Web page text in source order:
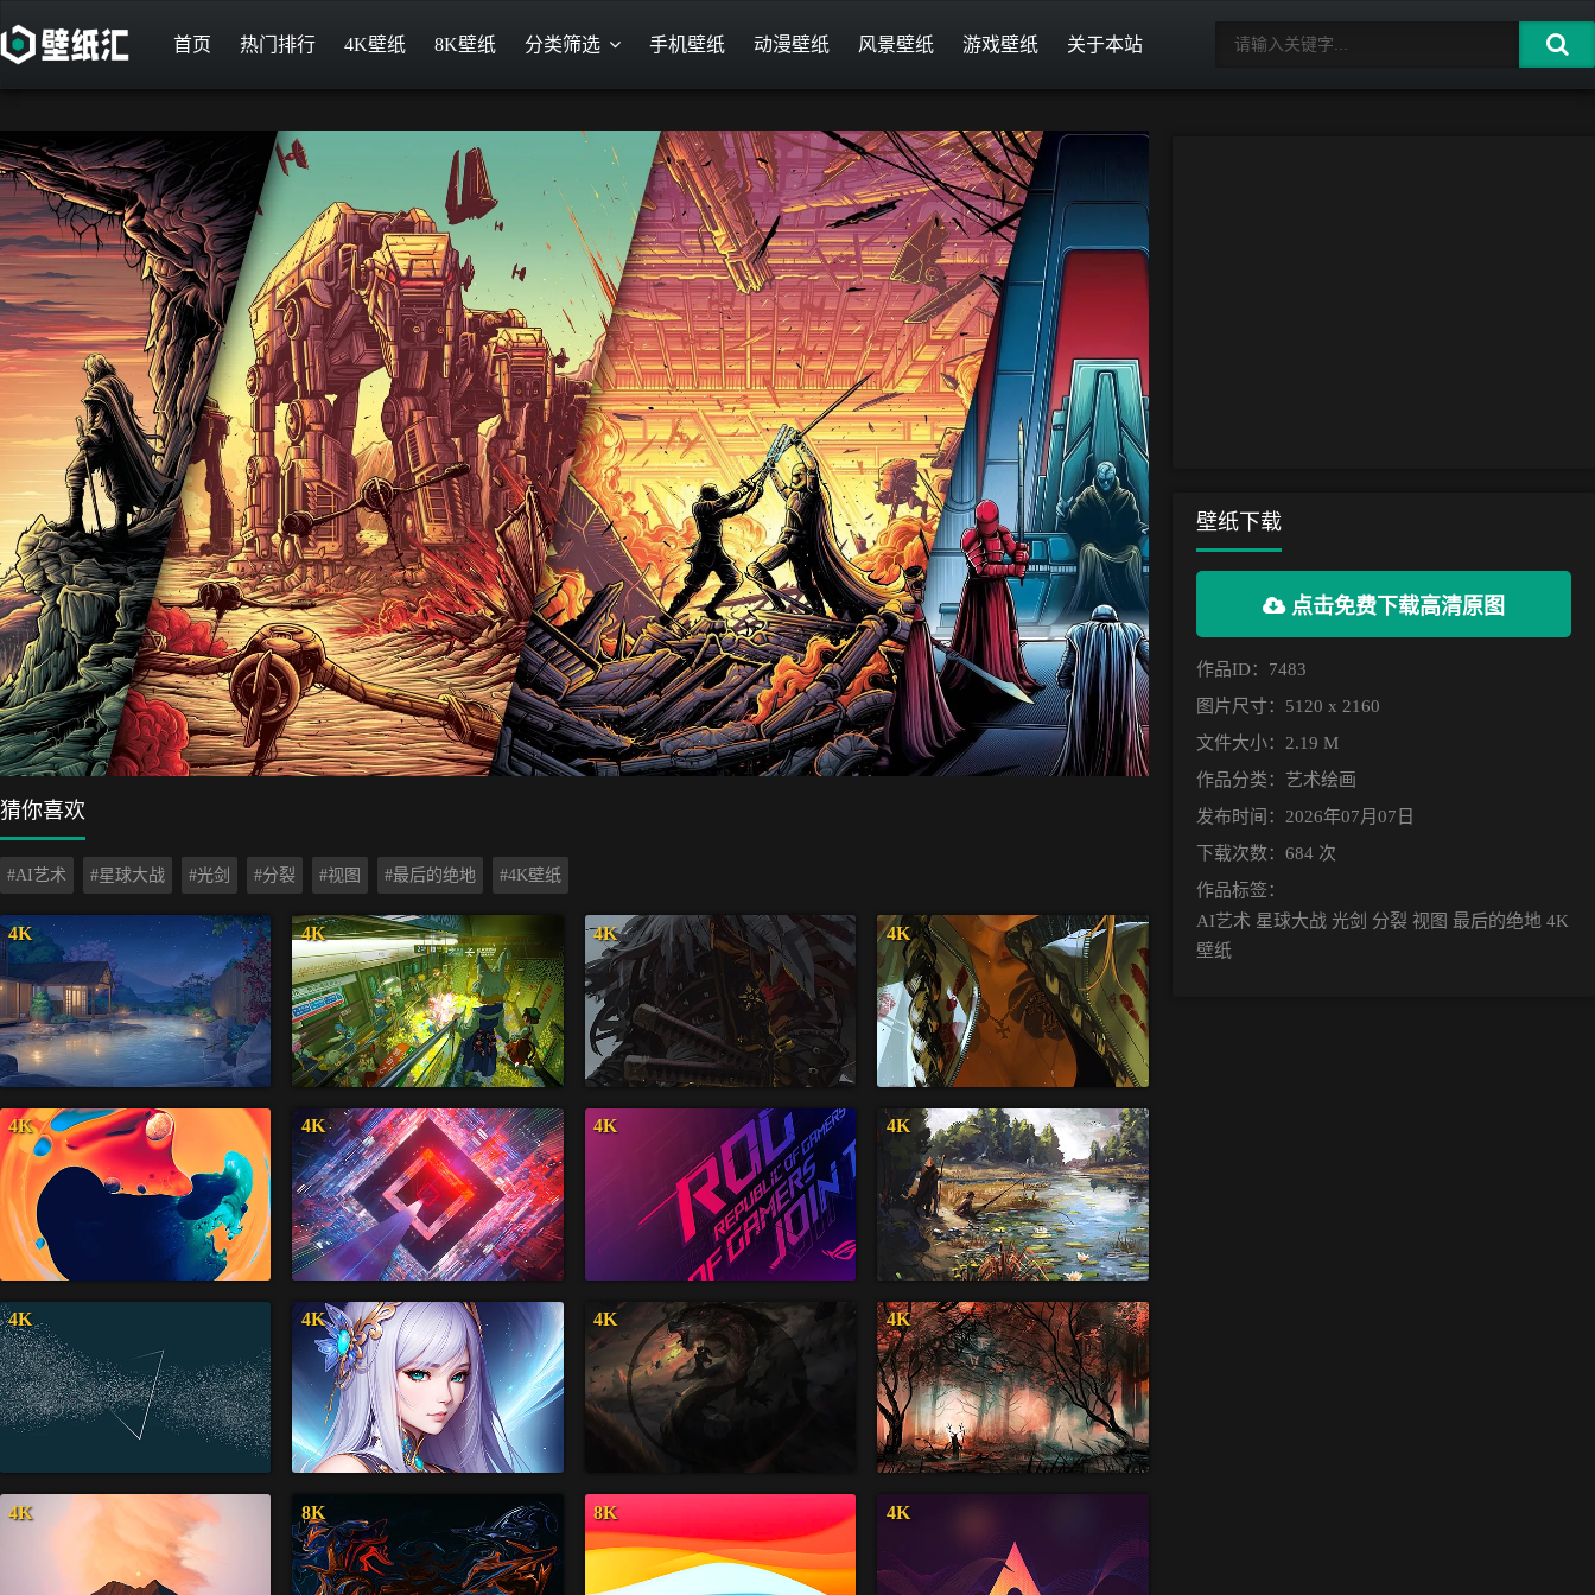
首页 热门排行 4K壁纸 8K壁纸 分类筛选 手机壁纸 动漫壁纸 风景壁纸 游戏壁纸 关于本站
猜你喜欢
#AI艺术 #星球大战 #光剑 #分裂 #视图 #最后的绝地 #4K壁纸
4K 4K 4K 4K
4K 4K 4K 4K
4K 4K 4K 4K
4K 8K 8K 4K
壁纸下载
点击免费下载高清原图
作品ID：7483
图片尺寸：5120 x 2160
文件大小：2.19 M
作品分类： 艺术绘画
发布时间：2026年07月07日
下载次数：684 次
作品标签：
AI艺术 星球大战 光剑 分裂 视图 最后的绝地 4K
壁纸